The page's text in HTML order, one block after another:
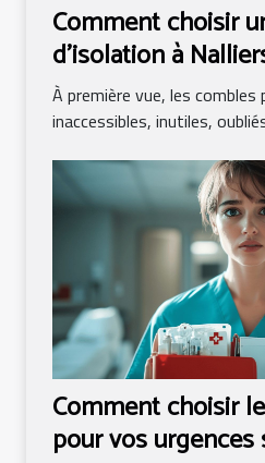
Comment choisir
d’isolation à
combles perdus ?
À première vue, les combles
inaccessibles, inutiles,
Comment choisir
pour vos urgences